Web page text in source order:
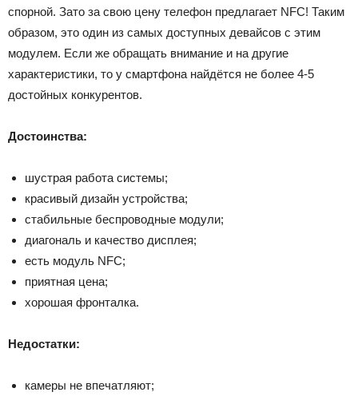
спорной. Зато за свою цену телефон предлагает NFC! Таким
образом, это один из самых доступных девайсов с этим
модулем. Если же обращать внимание и на другие
характеристики, то у смартфона найдётся не более 4-5
достойных конкурентов.
Достоинства:
шустрая работа системы;
красивый дизайн устройства;
стабильные беспроводные модули;
диагональ и качество дисплея;
есть модуль NFC;
приятная цена;
хорошая фронталка.
Недостатки:
камеры не впечатляют;